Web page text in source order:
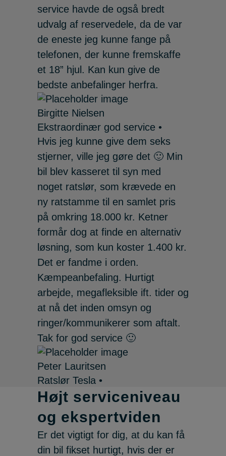
service havde de også bredt
udvalg af reservedele, da de var
de eneste jeg kunne fange på
telefonen, der kunne fremskaffe
et 18” hjul. Kan kun give de
bedste anbefalinger herfra.
Birgitte Nielsen
Ekstraordinær god service •
Hvis jeg kunne give dem seks
stjerner, ville jeg gøre det 🙂 Min
bil blev kasseret til syn med
noget ratslør, som krævede en
ny ratstamme til en samlet pris
på omkring 18.000 kr. Ketner
formår dog at finde en alternativ
løsning, som kun koster 1.400 kr.
Det er fandme i orden.
Kæmpeanbefaling. Hurtigt
arbejde, megafleksible ift. tider og
at nå det inden omsyn og
ringer/kommunikerer som aftalt.
Tak for god service 🙂
Peter Lauritsen
Ratslør Tesla •
Højt serviceniveau
og ekspertviden
Er det vigtigt for dig, at du kan få
din bil fikset hurtigt, hvis der er